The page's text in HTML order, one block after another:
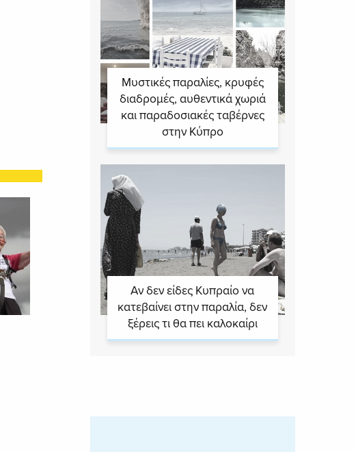
Μυστικές παραλίες, κρυφές
διαδρομές, αυθεντικά χωριά
και παραδοσιακές ταβέρνες
στην Κύπρο
Αν δεν είδες Κυπραίο να
κατεβαίνει στην παραλία, δεν
ξέρεις τι θα πει καλοκαίρι